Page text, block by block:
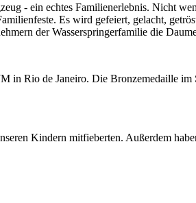
- ein echtes Familienerlebnis. Nicht
Es wird gefeiert, gelacht,
der Wasserspringerfamilie die
in Rio de Janeiro. Die Bronzemedaille
Kindern mitfieberten. Außerdem